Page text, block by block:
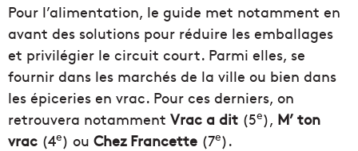
Pour l’alimentation, le guide met notamment en
avant des solutions pour réduire les emballages
et privilégier le circuit court. Parmi elles, se
fournir dans les marchés de la ville ou bien dans
les épiceries en vrac. Pour ces derniers, on
retrouvera notamment Vrac a dit (5e), M’ ton
vrac (4e) ou Chez Francette (7e).